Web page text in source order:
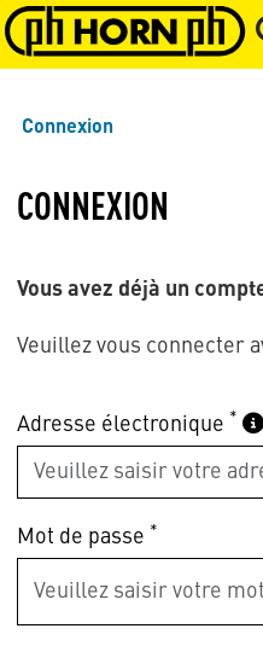
Skip to main content
Connexion
CONNEXION
Vous avez déjà un
Veuillez vous connecter
Adresse électronique *
Mot de passe *